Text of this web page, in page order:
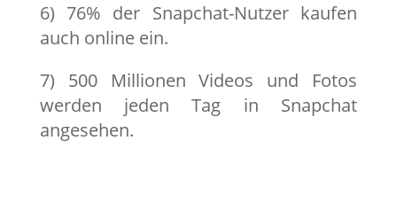
6) 76% der Snapchat-Nutzer kaufen
auch online ein.
7) 500 Millionen Videos und Fotos
werden jeden Tag in Snapchat
angesehen.